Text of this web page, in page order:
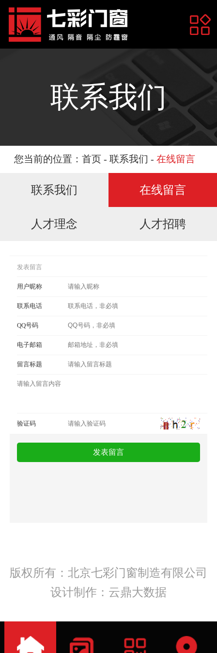
网站首页
关于我们
产品展示
工程案例
新闻资讯
联系我们
联系我们
您当前的位置： 首页 - 联系我们 - 在线留言
联系我们 在线留言
人才理念 人才招聘
版权所有：北京七彩门窗制造有限公司
设计制作：云鼎大数据